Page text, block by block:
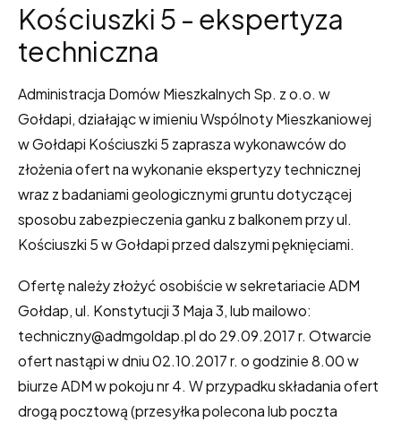
Kościuszki 5 - ekspertyza
techniczna
Administracja Domów Mieszkalnych Sp. z o.o. w
Gołdapi, działając w imieniu Wspólnoty Mieszkaniowej
w Gołdapi Kościuszki 5 zaprasza wykonawców do
złożenia ofert na wykonanie ekspertyzy technicznej
wraz z badaniami geologicznymi gruntu dotyczącej
sposobu zabezpieczenia ganku z balkonem przy ul.
Kościuszki 5 w Gołdapi przed dalszymi pęknięciami.
Ofertę należy złożyć osobiście w sekretariacie ADM
Gołdap, ul. Konstytucji 3 Maja 3, lub mailowo:
techniczny@admgoldap.pl do 29.09.2017 r. Otwarcie
ofert nastąpi w dniu 02.10.2017 r. o godzinie 8.00 w
biurze ADM w pokoju nr 4. W przypadku składania ofert
drogą pocztową (przesyłka polecona lub poczta